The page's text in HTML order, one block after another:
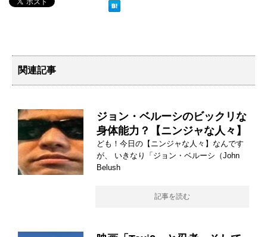
関連記事
ジョン・ベルーシのビックリな
身体能力？【ニンジャな人々】
ども！今日の【ニンジャな人々】なんです
が、 いきなり「ジョン・ベルーシ（John
Belush
記事を読む